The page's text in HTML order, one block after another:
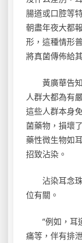
腸道或口腔等
朝盡年夜大都
形，這種情形
將真菌傳佈給
黃廣華告
人群大都為有
這些人群本身
菌藥物，損壞
藥性微生物如
招致沾染。
沾染耳念
位有關。
“例如，耳
痛等，伴有排